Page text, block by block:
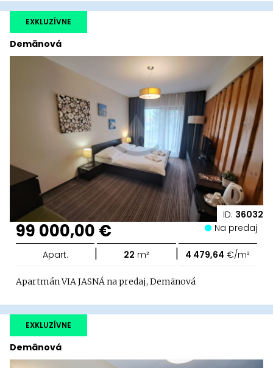
ID: 36032
Demänová
EXKLUZÍVNE
99 000,00 € Na predaj
Apart. | 22 m² | 4 479,64 €/m²
Apartmán VIA JASNÁ na predaj, Demänová
Demänová
EXKLUZÍVNE